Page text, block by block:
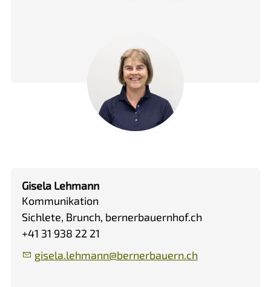
Gisela Lehmann
Kommunikation
Sichlete, Brunch, bernerbauernhof.ch
+41 31 938 22 21
g s l l hm nn b rn rb rn ch